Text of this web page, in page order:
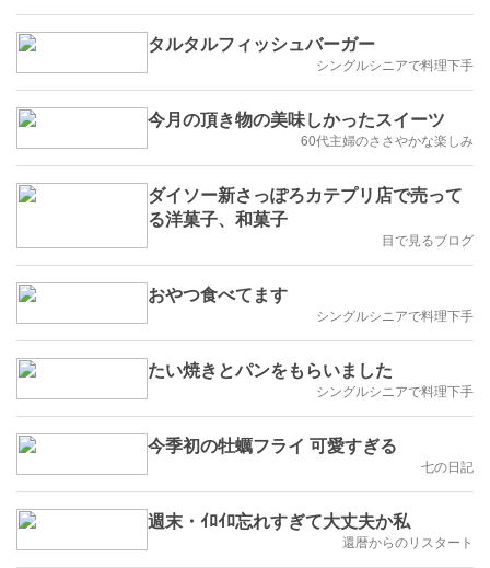
タルタルフィッシュバーガー
シングルシニアで料理下手
今月の頂き物の美味しかったスイーツ
60代主婦のささやかな楽しみ
ダイソー新さっぽろカテプリ店で売って
る洋菓子、和菓子
目で見るブログ
おやつ食べてます
シングルシニアで料理下手
たい焼きとパンをもらいました
シングルシニアで料理下手
今季初の牡蠣フライ 可愛すぎる
七の日記
週末・ｲﾛｲﾛ忘れすぎて大丈夫か私
還暦からのリスタート